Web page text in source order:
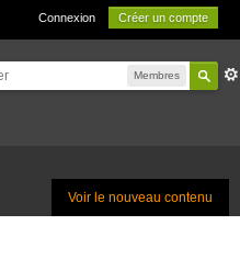
Connexion Créer un compte
Membres
Voir le nouveau contenu